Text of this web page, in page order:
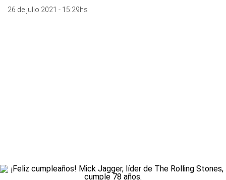
26 de julio 2021 - 15:29hs